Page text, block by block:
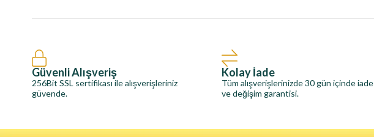
Güvenli Alışveriş
256Bit SSL sertifikası ile alışverişleriniz
güvende.
Kolay İade
Tüm alışverişlerinizde 30 gün içinde iade
ve değişim garantisi.